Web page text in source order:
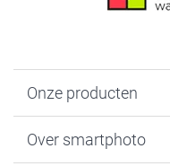
Onze producten
Fotoboeken
Over smartphoto